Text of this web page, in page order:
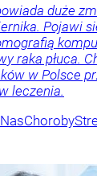
duże
Pojawi
raka płuca.
w Polsce
leczenia.
Choroby